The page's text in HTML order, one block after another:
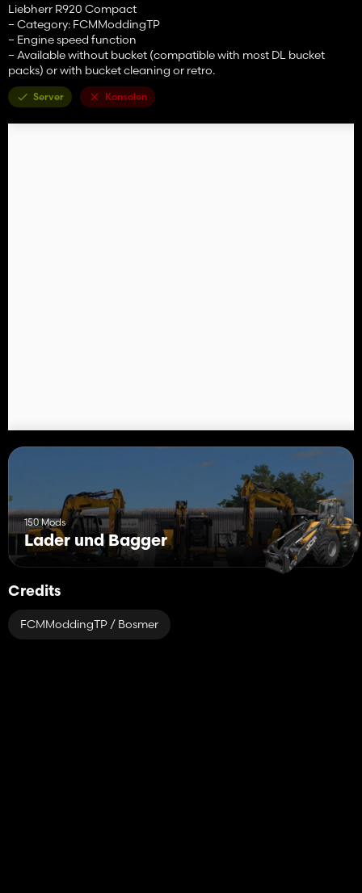
Liebherr R920 Compact
– Category: FCMModdingTP
– Engine speed function
– Available without bucket (compatible with most DL bucket
packs) or with bucket cleaning or retro.
Server Konsolen
150 Mods
Lader und Bagger
Credits
FCMModdingTP / Bosmer